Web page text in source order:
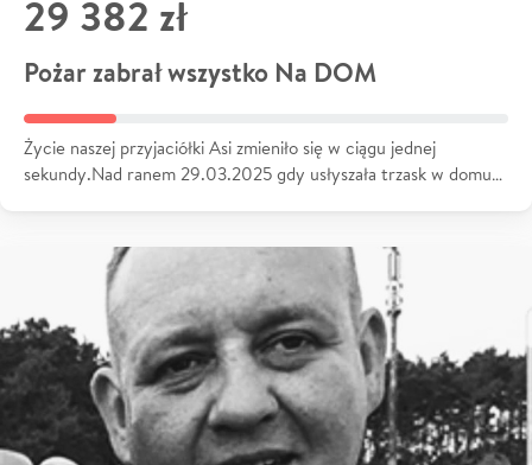
29 382 zł
Pożar zabrał wszystko Na DOM
Życie naszej przyjaciółki Asi zmieniło się w ciągu jednej
sekundy.Nad ranem 29.03.2025 gdy usłyszała trzask w domu…